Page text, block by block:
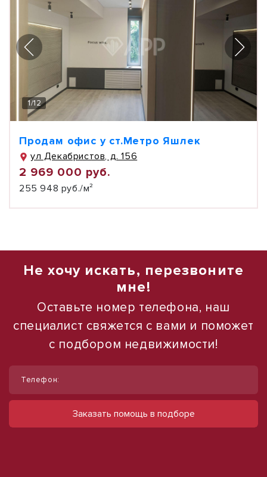
1/12
Продам офис у ст.Метро Яшлек
ул Декабристов, д. 156
2 969 000 руб.
255 948 руб./м²
Не хочу искать, перезвоните
мне!
Оставьте номер телефона, наш
специалист свяжется с вами и поможет
с подбором недвижимости!
Телефон:
Заказать помощь в подборе